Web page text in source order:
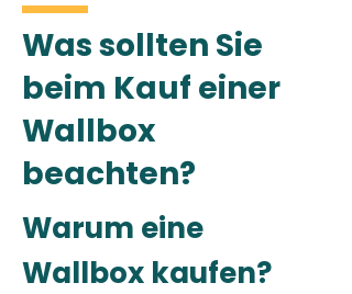
Was sollten Sie
beim Kauf einer
Wallbox
beachten?
Warum eine
Wallbox kaufen?